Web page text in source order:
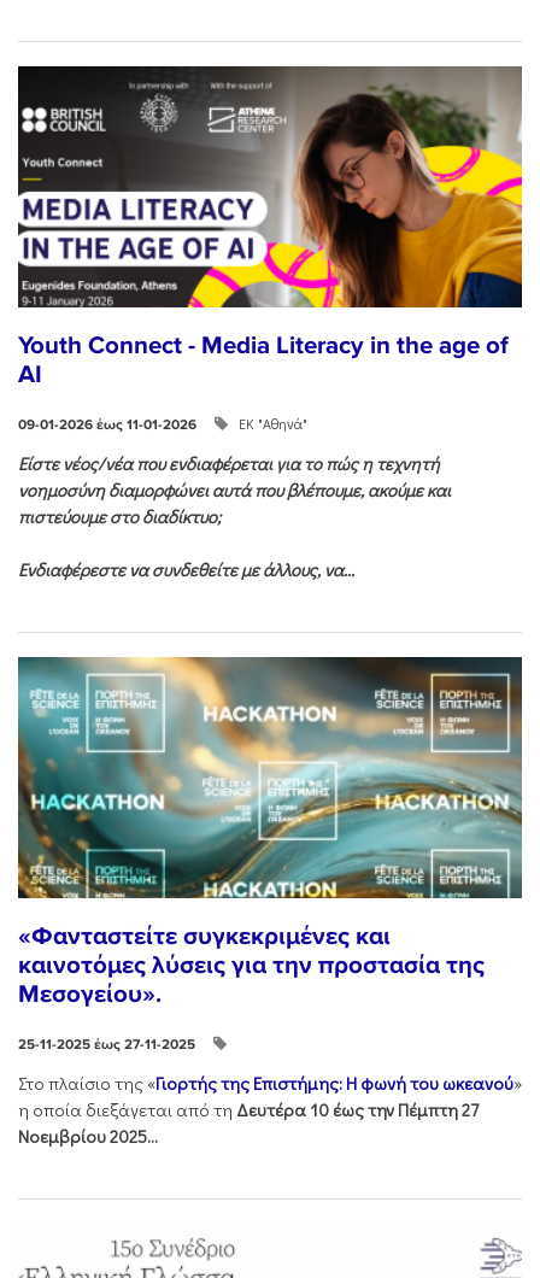
Youth Connect - Media Literacy in the age of
AI
09-01-2026 έως 11-01-2026 ΕΚ "Αθηνά"
Είστε νέος/νέα που ενδιαφέρεται για το πώς η τεχνητή
νοημοσύνη διαμορφώνει αυτά που βλέπουμε, ακούμε και
πιστεύουμε στο διαδίκτυο;
Ενδιαφέρεστε να συνδεθείτε με άλλους, να...
«Φανταστείτε συγκεκριμένες και
καινοτόμες λύσεις για την προστασία της
Μεσογείου».
25-11-2025 έως 27-11-2025
Στo πλαίσιo της «Γιορτής της Επιστήμης: Η φωνή του ωκεανού»
η οποία διεξάγεται από τη Δευτέρα 10 έως την Πέμπτη 27
Νοεμβρίου 2025...